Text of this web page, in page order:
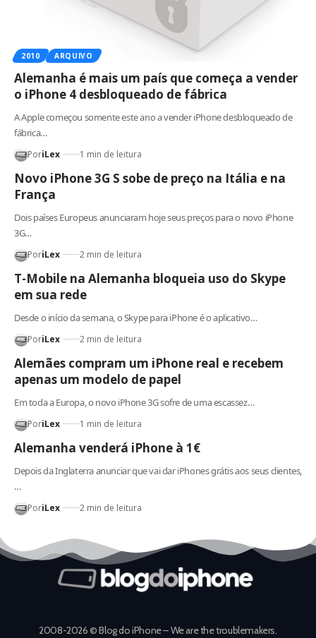
2010 ARQUIVO
Alemanha é mais um país que começa a vender
o iPhone 4 desbloqueado de fábrica
A Apple começou somente este ano a vender iPhone desbloqueado de
fábrica…
PoriLex 1 min de leitura
Novo iPhone 3G S sobe de preço na Itália e na
França
Dois países Europeus anunciaram hoje seus preços para o novo iPhone
3G…
PoriLex 2 min de leitura
T-Mobile na Alemanha bloqueia uso do Skype
em sua rede
Desde o início da semana, o Skype para iPhone é o aplicativo…
PoriLex 2 min de leitura
Alemães compram um iPhone real e recebem
apenas um modelo de papel
Em toda a Europa, o novo iPhone 3G sofre de uma escassez…
PoriLex 1 min de leitura
Alemanha venderá iPhone à 1€
Depois da Inglaterra anunciar que vai dar iPhones grátis aos seus clientes,
…
PoriLex 2 min de leitura
2008-2026 © Blog do iPhone – We are the troublemakers.